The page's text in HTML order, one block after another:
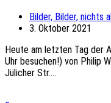
Bilder, Bilder, nichts
3. Oktober 2021
Heute am letzten Tag der
Uhr besuchen!) von Philip
Jülicher Str....